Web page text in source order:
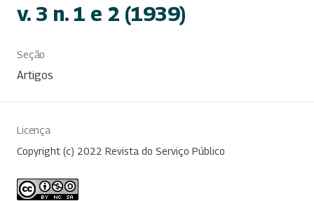
v. 3 n. 1 e 2 (1939)
Seção
Artigos
Licença
Copyright (c) 2022 Revista do Serviço Público